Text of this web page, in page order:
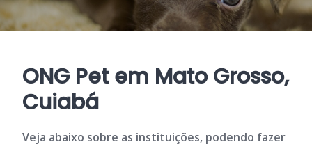
ONG Pet em Mato Grosso,
Cuiabá
Veja abaixo sobre as instituições, podendo fazer